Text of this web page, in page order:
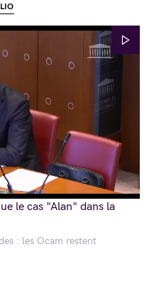
: les Ocam restent
le cas "Alan" dans la